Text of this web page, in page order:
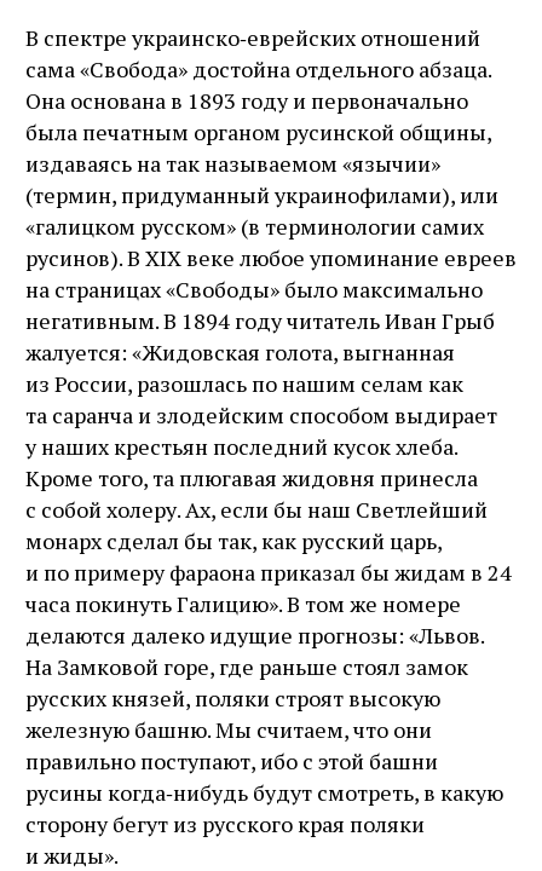
В спектре украинско‑еврейских отношений
сама «Свобода» достойна отдельного абзаца.
Она основана в 1893 году и первоначально
была печатным органом русинской общины,
издаваясь на так называемом «язычии»
(термин, придуманный украинофилами), или
«галицком русском» (в терминологии самих
русинов). В XIX веке любое упоминание евреев
на страницах «Свободы» было максимально
негативным. В 1894 году читатель Иван Грыб
жалуется: «Жидовская голота, выгнанная
из России, разошлась по нашим селам как
та саранча и злодейским способом выдирает
у наших крестьян последний кусок хлеба.
Кроме того, та плюгавая жидовня принесла
с собой холеру. Ах, если бы наш Светлейший
монарх сделал бы так, как русский царь,
и по примеру фараона приказал бы жидам в 24
часа покинуть Галицию». В том же номере
делаются далеко идущие прогнозы: «Львов.
На Замковой горе, где раньше стоял замок
русских князей, поляки строят высокую
железную башню. Мы считаем, что они
правильно поступают, ибо с этой башни
русины когда‑нибудь будут смотреть, в какую
сторону бегут из русского края поляки
и жиды».